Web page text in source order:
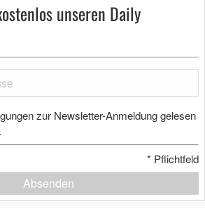
unseren Daily
zur Newsletter-Anmeldung gelesen
* Pflichtfeld
Absenden